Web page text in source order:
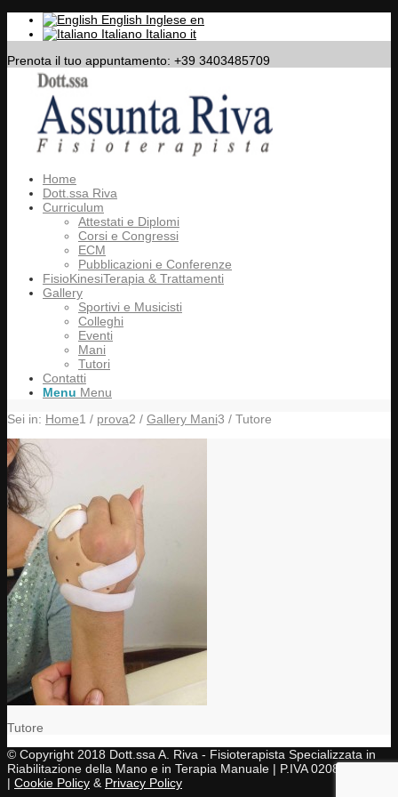
English Inglese en
Italiano Italiano it
Prenota il tuo appuntamento: +39 3403485709
Home
Dott.ssa Riva
Curriculum
Attestati e Diplomi
Corsi e Congressi
ECM
Pubblicazioni e Conferenze
FisioKinesiTerapia & Trattamenti
Gallery
Sportivi e Musicisti
Colleghi
Eventi
Mani
Tutori
Contatti
Menu Menu
Sei in: Home1 / prova2 / Gallery Mani3 / Tutore
Tutore
© Copyright 2018 Dott.ssa A. Riva - Fisioterapista Specializzata in
Riabilitazione della Mano e in Terapia Manuale | P.IVA 02083430997
| Cookie Policy & Privacy Policy